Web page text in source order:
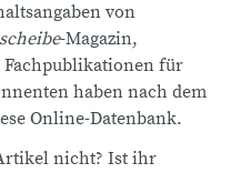
von
-Magazin,
für
haben nach dem
Online-Datenbank.
nicht? Ist ihr